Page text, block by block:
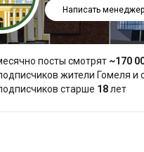
Написать
посты смотрят ~170
жители Гомеля и
старше 18лет